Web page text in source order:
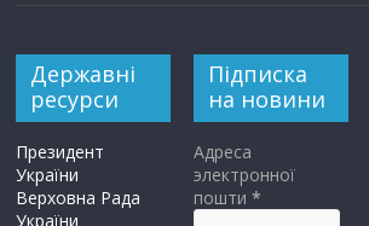
Державні
ресурси
Президент
України
Верховна Рада
України
Підписка
на новини
Адреса
электронної
пошти*